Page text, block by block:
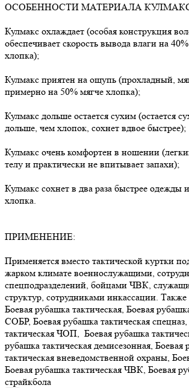
ОСОБЕННОСТИ МАТЕРИАЛА
Кулмакс охлаждает (особая конструкция
обеспечивает скорость вывода влаги на
хлопка);
Кулмакс приятен на ощупь (прохладный,
примерно на 50% мягче хлопка);
Кулмакс дольше остается сухим (остается
дольше, чем хлопок, сохнет вдвое быстрее);
Кулмакс очень комфортен в ношении
телу и практически не впитывает запахи);
Кулмакс сохнет в два раза быстрее одежды
хлопка.
ПРИМЕНЕНИЕ:
Применяется вместо тактической куртки
жарком климате военнослужащими,
спецподразделений, бойцами ЧВК,
структур, сотрудниками инкассации. Также
Боевая рубашка тактическая, Боевая
СОБР, Боевая рубашка тактическая
тактическая ЧОП, Боевая рубашка
рубашка тактическая демисезонная, Боевая
тактическая вневедомственной охраны,
Боевая рубашка тактическая ЧВК, Боевая
страйкбола